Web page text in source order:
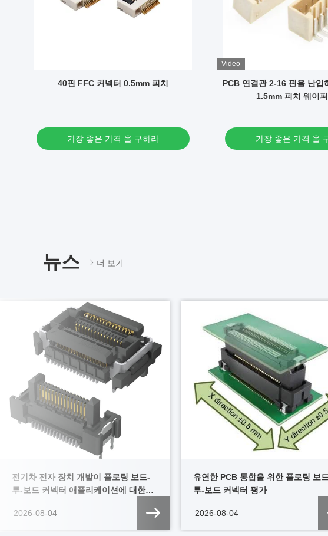
40핀 FFC 커넥터 0.5mm 피치
가장 좋은 가격 을 구하라
Video
PCB 연결관 2-16 핀을 난입
1.5mm 피치 웨이
가장 좋은 가격 을
뉴스 더 보기
전기차 전자 장치 개발이 플로팅 보드-
투-보드 커넥터 애플리케이션에 대한
2026-08-04
유연한 PCB 통합을 위한 플로팅 보
투-보드 커넥터 평가
2026-08-04